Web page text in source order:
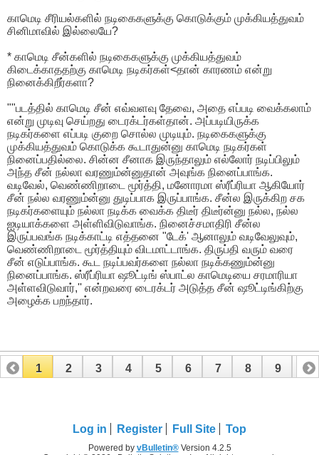
காமெடி சீரியல்களில் நடிகைகளுக்கு கொடுக்கும் முக்கியத்துவம்
சினிமாவில் இல்லையே?
* காமெடி சீன்களில் நடிகைகளுக்கு முக்கியத்துவம்
கிடைக்காததற்கு காமெடி நடிகர்கள்<தான் காரணம் என்று
நினைக்கிறீர்களா?
""படத்தில் காமெடி சீன் எவ்வளவு தேவை, அதை எப்படி வைக்கலாம்
என்று முடிவு செய்றது டைரக்டர்கள்தான். அப்படியிருக்க
நடிகர்களை எப்படி குறை சொல்ல முடியும். நடிகைகளுக்கு
முக்கியத்துவம் கொடுக்க கூடாதுன்னு காமெடி நடிகர்கள்
நினைப்பதில்லை. சின்ன சீனாக இருந்தாலும் எல்லோர் நடிப்பிலும்
அந்த சீன் நல்லா வரணும்ன்னுதான் அவுங்க நினைப்பாங்க.
வடிவேல், வெண்ணிறாடை மூர்த்தி, மனோரமா ஸ்ரீப்ரியா ஆகியோர்
சீன் நல்ல வரணும்ன்னு துடிப்பாக இருப்பாங்க. சீன்ல இருக்கிற சக
நடிகர்களையும் நல்லா நடிக்க வைக்க திடீர் திடீர்ன்னு நல்ல, நல்ல
ஐடியாக்களை அள்ளிவிடுவாங்க. நினைச்சமாதிரி சீன்ல
இருப்பவங்க நடிக்காட்டி எத்தனை "டேக்' ஆனாலும் வடிவேலுவும்,
வெண்ணிறாடை மூர்த்தியும் விடமாட்டாங்க. திருப்தி வரும் வரை
சீன் எடுப்பாங்க. கூட நடிப்பவர்களை நல்லா நடிக்கணும்ன்னு
நினைப்பாங்க. ஸ்ரீப்ரியா ஷூட்டிங் ஸ்பாட்ல காமெடியை சரமாரியா
அள்ளவிடுவார்,'' என்றவரை டைரக்டர் அடுத்த சீன் ஷூட்டிங்கிற்கு
அழைக்க பறந்தார்.
1 2 3 4 5 6 7 8 9 10
Log in Register Full Site Top
Powered by vBulletin®Version 4.2.5